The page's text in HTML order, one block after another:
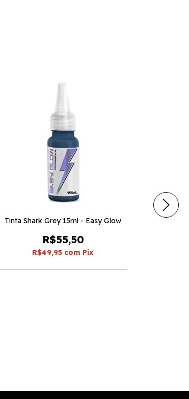
Tinta Shark Grey 15ml - Easy Glow
R$55,50
R$49,95 com Pix